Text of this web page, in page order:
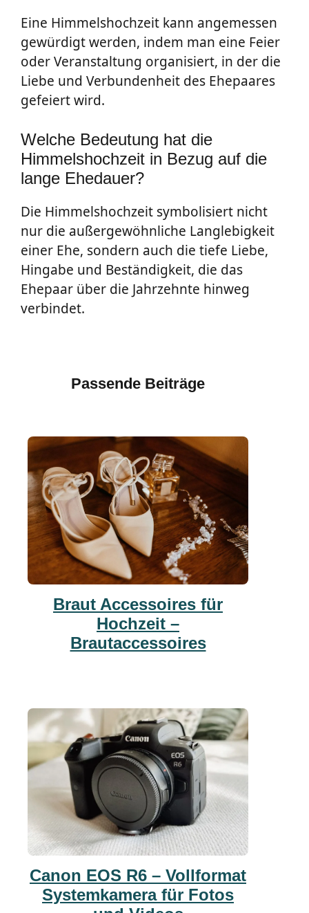
Eine Himmelshochzeit kann angemessen
gewürdigt werden, indem man eine Feier
oder Veranstaltung organisiert, in der die
Liebe und Verbundenheit des Ehepaares
gefeiert wird.
Welche Bedeutung hat die
Himmelshochzeit in Bezug auf die
lange Ehedauer?
Die Himmelshochzeit symbolisiert nicht
nur die außergewöhnliche Langlebigkeit
einer Ehe, sondern auch die tiefe Liebe,
Hingabe und Beständigkeit, die das
Ehepaar über die Jahrzehnte hinweg
verbindet.
Passende Beiträge
Braut Accessoires für
Hochzeit –
Brautaccessoires
Canon EOS R6 – Vollformat
Systemkamera für Fotos